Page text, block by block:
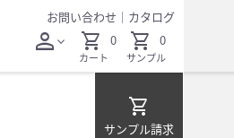
お問い合わせ ｜ カタログ
personexpand_more shopping_cart
カート
0 shopping_cart
サンプル
0
shopping_cart
サンプル請求